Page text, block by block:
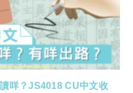
咩？JS4018 CU中文收